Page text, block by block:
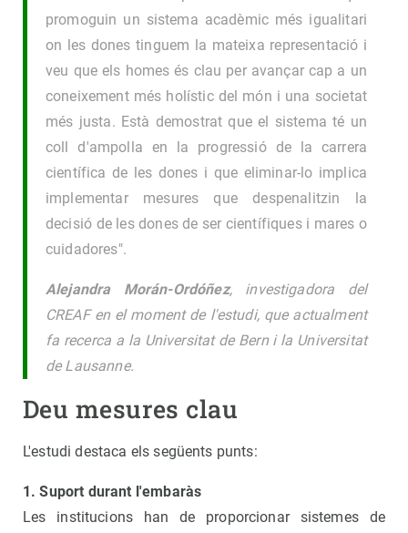
promoguin un sistema acadèmic més igualitari
on les dones tinguem la mateixa representació i
veu que els homes és clau per avançar cap a un
coneixement més holístic del món i una societat
més justa. Està demostrat que el sistema té un
coll d'ampolla en la progressió de la carrera
científica de les dones i que eliminar-lo implica
implementar mesures que despenalitzin la
decisió de les dones de ser científiques i mares o
cuidadores".
Alejandra Morán-Ordóñez, investigadora del
CREAF en el moment de l'estudi, que actualment
fa recerca a la Universitat de Bern i la Universitat
de Lausanne.
Deu mesures clau
L'estudi destaca els següents punts:
1. Suport durant l'embaràs
Les institucions han de proporcionar sistemes de